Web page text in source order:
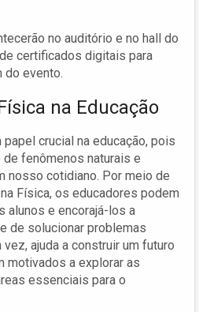
no auditório e no hall do
certificados digitais para
do evento.
na Educação
crucial na educação, pois
fenômenos naturais e
nosso cotidiano. Por meio de
Física, os educadores podem
alunos e encorajá-los a
de solucionar problemas
ajuda a construir um futuro
motivados a explorar as
essenciais para o